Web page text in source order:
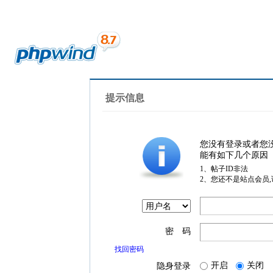
提示信息
您没有登录或者您
能有如下几个原因
1、帖子ID非法
2、您还不是站点会员
密 码
找回密码
隐身登录 开启 关闭